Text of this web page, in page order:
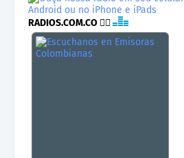
RADIOS.COM.CO 👉🏾